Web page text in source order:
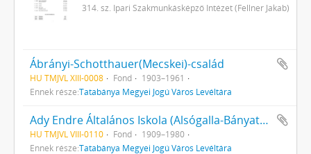
314. sz. Ipari Szakmunkásképző Intézet (Fellner Jakab)
Ábrányi-Schotthauer(Mecskei)-család
HU TMJVL XIII-0008 Fond
1903–1961
Ennek része:Tatabánya Megyei Jogú Város Levéltára
Ady Endre Általános Iskola (Alsógalla-Bányatelepi Elemi Népiskola; Tatabá­nya-Bányatelepi Elemi Népiskola; Ta­tabánya Ótelepi Elemi Népiskola) ira­tai
HU TMJVL VIII-0110 Fond
1909–1980
Ennek része:Tatabánya Megyei Jogú Város Levéltára